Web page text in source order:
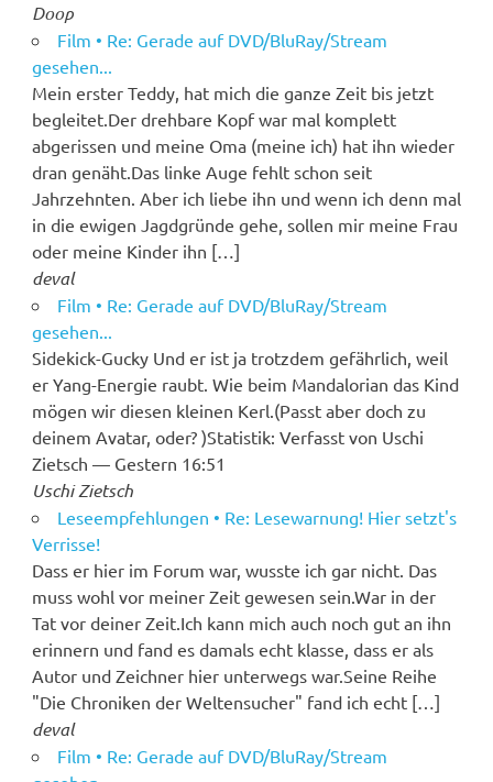
Doop
Film • Re: Gerade auf DVD/BluRay/Stream
gesehen...
Mein erster Teddy, hat mich die ganze Zeit bis jetzt
begleitet.Der drehbare Kopf war mal komplett
abgerissen und meine Oma (meine ich) hat ihn wieder
dran genäht.Das linke Auge fehlt schon seit
Jahrzehnten. Aber ich liebe ihn und wenn ich denn mal
in die ewigen Jagdgründe gehe, sollen mir meine Frau
oder meine Kinder ihn […]
deval
Film • Re: Gerade auf DVD/BluRay/Stream
gesehen...
Sidekick-Gucky Und er ist ja trotzdem gefährlich, weil
er Yang-Energie raubt. Wie beim Mandalorian das Kind
mögen wir diesen kleinen Kerl.(Passt aber doch zu
deinem Avatar, oder? )Statistik: Verfasst von Uschi
Zietsch — Gestern 16:51
Uschi Zietsch
Leseempfehlungen • Re: Lesewarnung! Hier setzt's
Verrisse!
Dass er hier im Forum war, wusste ich gar nicht. Das
muss wohl vor meiner Zeit gewesen sein.War in der
Tat vor deiner Zeit.Ich kann mich auch noch gut an ihn
erinnern und fand es damals echt klasse, dass er als
Autor und Zeichner hier unterwegs war.Seine Reihe
"Die Chroniken der Weltensucher" fand ich echt […]
deval
Film • Re: Gerade auf DVD/BluRay/Stream